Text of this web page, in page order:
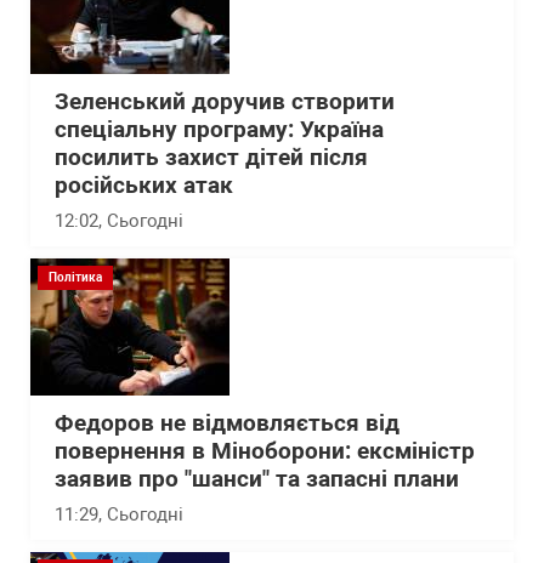
Зеленський доручив створити
спеціальну програму: Україна
посилить захист дітей після
російських атак
12:02, Сьогодні
Політика
Федоров не відмовляється від
повернення в Міноборони: ексміністр
заявив про "шанси" та запасні плани
11:29, Сьогодні